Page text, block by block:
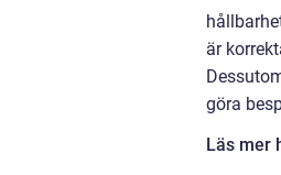
är
göra
Läs mer